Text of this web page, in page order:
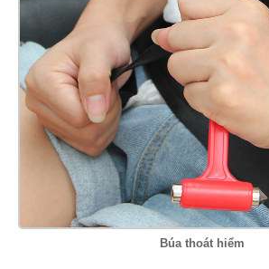
Búa thoát hiểm